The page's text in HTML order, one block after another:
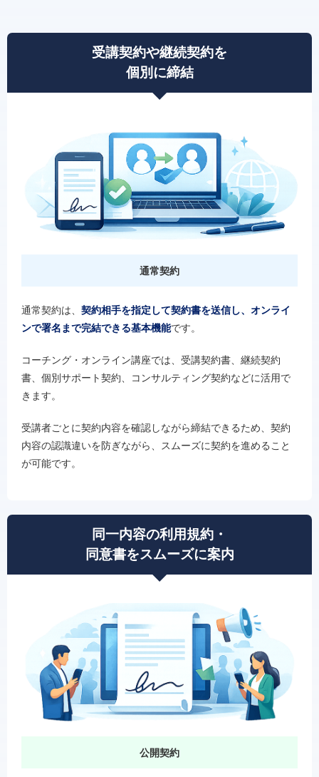
受講契約や継続契約を
個別に締結
通常契約
通常契約は、 契約相手を指定して契約書を送信し、オンライ
ンで署名まで完結できる基本機能です。
コーチング・オンライン講座では、受講契約書、継続契約
書、個別サポート契約、コンサルティング契約などに活用で
きます。
受講者ごとに契約内容を確認しながら締結できるため、契約
内容の認識違いを防ぎながら、スムーズに契約を進めること
が可能です。
同一内容の利用規約・
同意書をスムーズに案内
公開契約